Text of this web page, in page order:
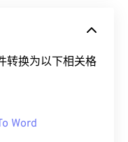
转换为以下相关格
Word